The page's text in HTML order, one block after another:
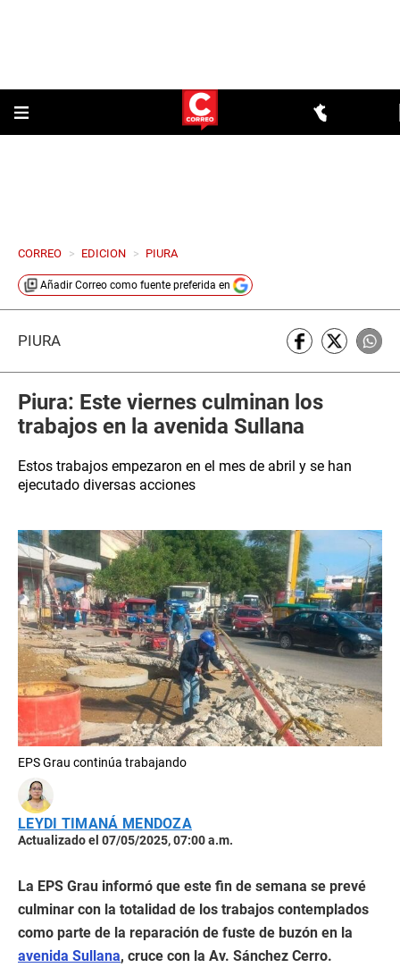
CORREO > EDICION > PIURA
Añadir Correo como fuente preferida en
PIURA
Piura: Este viernes culminan los
trabajos en la avenida Sullana
Estos trabajos empezaron en el mes de abril y se han
ejecutado diversas acciones
EPS Grau continúa trabajando
LEYDI TIMANÁ MENDOZA
Actualizado el 07/05/2025, 07:00 a.m.
La EPS Grau informó que este fin de semana se prevé
culminar con la totalidad de los trabajos contemplados
como parte de la reparación de fuste de buzón en la
avenida Sullana, cruce con la Av. Sánchez Cerro.